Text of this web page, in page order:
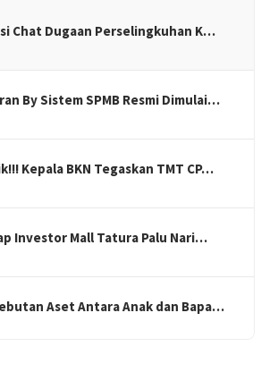
Chat Dugaan Perselingkuhan K…
By Sistem SPMB Resmi Dimulai…
Kepala BKN Tegaskan TMT CP…
Investor Mall Tatura Palu Nari…
Aset Antara Anak dan Bapa…